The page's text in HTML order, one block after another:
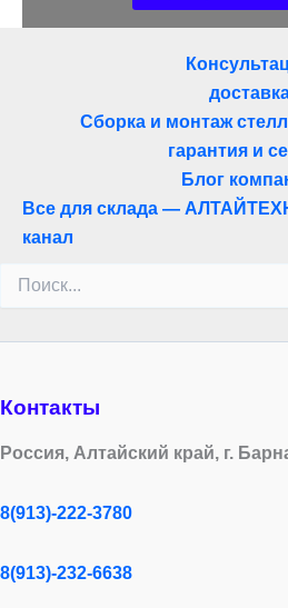
Сборка и монтаж
гарантия и
Блог
Все для склада —
канал
Контакты
Россия, Алтайский край, г.
8(913)-222-3780
8(913)-232-6638